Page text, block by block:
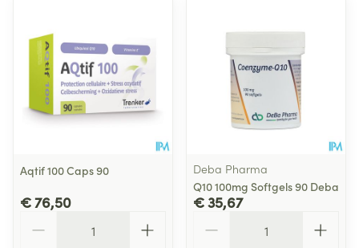
Aqtif 100 Caps 90
€ 76,50
Deba Pharma
Q10 100mg Softgels 90 Deba
€ 35,67